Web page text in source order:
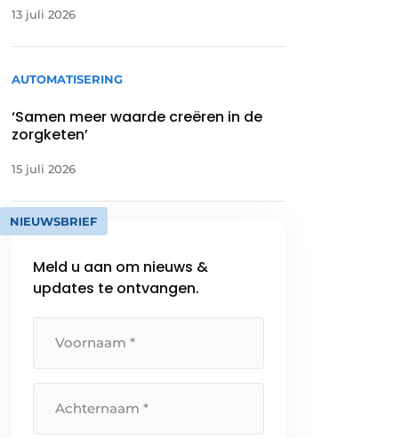
13 juli 2026
AUTOMATISERING
‘Samen meer waarde creëren in de
zorgketen’
15 juli 2026
NIEUWSBRIEF
Meld u aan om nieuws &
updates te ontvangen.